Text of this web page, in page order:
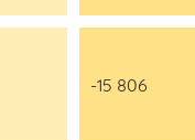
-15 806